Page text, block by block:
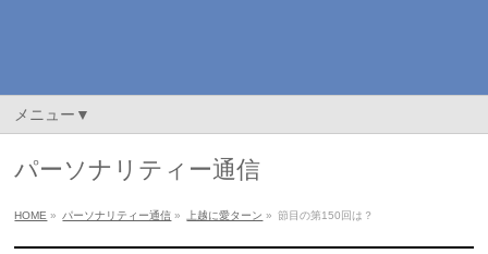
メニュー▼
パーソナリティー通信
HOME » パーソナリティー通信 » 上越に愛ターン » 節目の第150回は？